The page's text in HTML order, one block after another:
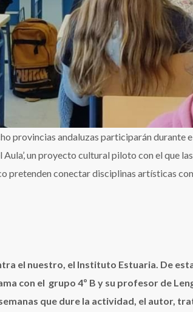
provincias andaluzas participarán durante
un proyecto cultural piloto con el que
conectar disciplinas artísticas
el nuestro, el Instituto Estuaria. De
con el grupo 4º B y su profesor de
que dure la actividad, el autor,